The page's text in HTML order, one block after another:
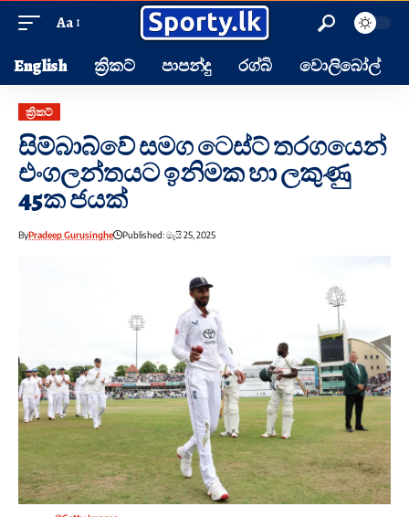
Aa
English ක්‍රිකට් පාපන්දු රග්බි වොලිබෝල්
ක්‍රිකට්
සිම්බාබ්වේ සමග ටෙස්ට් තරගයෙන්
එංගලන්තයට ඉනිමක හා ලකුණු
45ක ජයක්
ByPradeep Gurusinghe Published: මැයි 25, 2025